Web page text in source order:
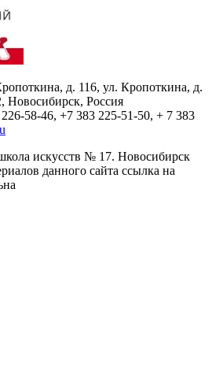
д. 116, ул. Кропоткина, д.
Новосибирск, Россия
58-46, +7 383 225-51-50, + 7 383
искусств № 17. Новосибирск
данного сайта ссылка на